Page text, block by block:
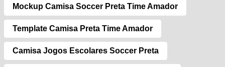
Mockup Camisa Soccer Preta Time Amador
Template Camisa Preta Time Amador
Camisa Jogos Escolares Soccer Preta